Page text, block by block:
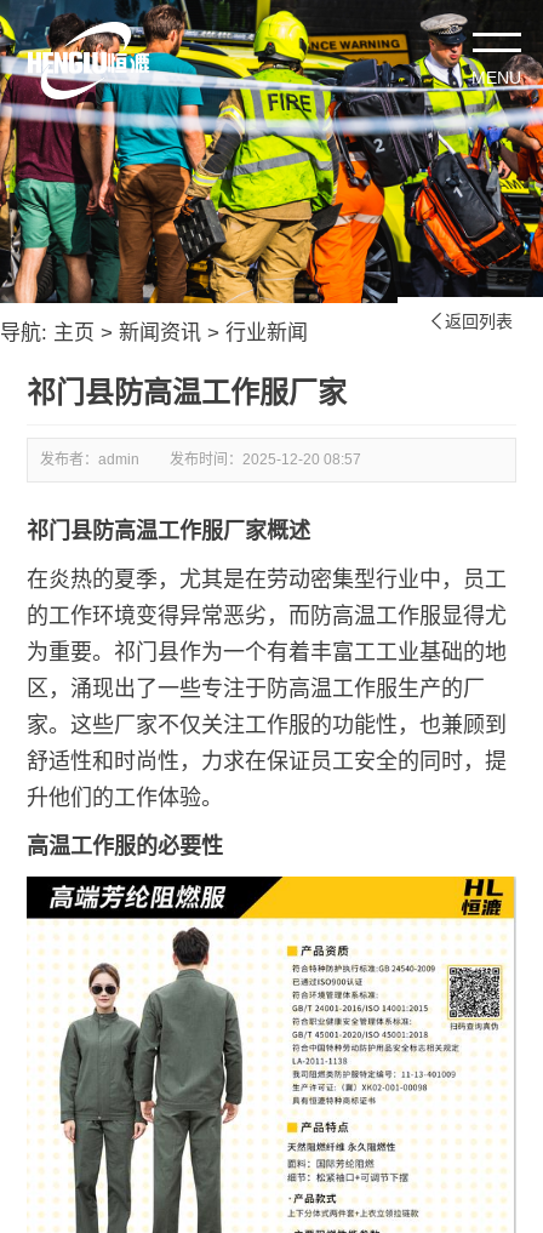
导航: 主页 > 新闻资讯 > 行业新闻  返回列表
祁门县防高温工作服厂家
发布者：admin 发布时间：2025-12-20 08:57
祁门县防高温工作服厂家概述
在炎热的夏季，尤其是在劳动密集型行业中，员工
的工作环境变得异常恶劣，而防高温工作服显得尤
为重要。祁门县作为一个有着丰富工工业基础的地
区，涌现出了一些专注于防高温工作服生产的厂
家。这些厂家不仅关注工作服的功能性，也兼顾到
舒适性和时尚性，力求在保证员工安全的同时，提
升他们的工作体验。
高温工作服的必要性